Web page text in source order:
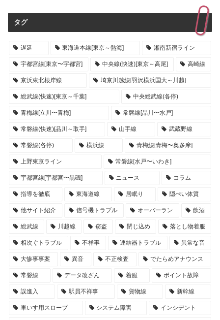
タグ
遅延 東海道本線[東京～熱海] 湘南新宿ライン
宇都宮線[東京〜宇都宮] 中央線(快速)[東京～高尾] 高崎線
京浜東北根岸線 埼京川越線[羽沢横浜国大～川越]
総武線(快速)[東京～千葉] 中央総武線(各停)
青梅線[立川〜青梅] 常磐線[品川〜水戸]
常磐線(快速)[品川～取手] 山手線 武蔵野線
常磐線(各停) 横浜線 青梅線[青梅〜奥多摩]
上野東京ライン 常磐線[水戸〜いわき]
宇都宮線[宇都宮〜黒磯] ニュース コラム
指導を徹底 東海道線 居眠り 隠ぺい体質
他サイト紹介 信号機トラブル オーバーラン 飲酒
総武線 川越線 窃盗 閉じ込め 落とし物着服
相次ぐトラブル 不祥事 連結器トラブル 異常な音
大惨事事案 異音 不正検査 でたらめアナウンス
常磐線 データ改ざん 着服 ポイント故障
誤進入 駅員不祥事 貨物線 新幹線
車いす用スロープ システム障害 インシデント